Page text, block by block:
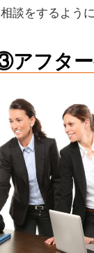
談をするよう
アフタ